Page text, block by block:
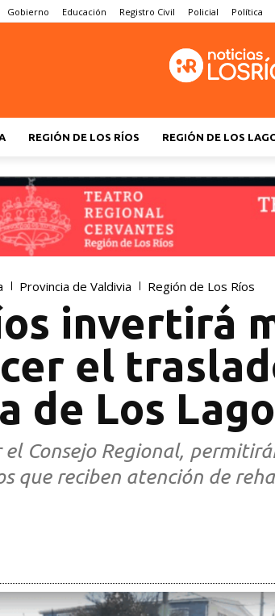
Gobierno Educación Registro Civil Policial Política
REGIÓN DE LOS RÍOS REGIÓN DE LOS
Provincia de Valdivia Región de Los Ríos
invertirá
el
de Los
el Consejo Regional,
que reciben atención de